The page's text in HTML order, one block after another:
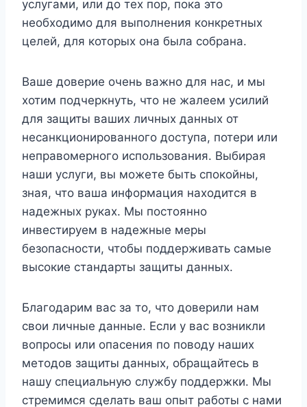
услугами, или до тех пор, пока это
необходимо для выполнения конкретных
целей, для которых она была собрана.
Ваше доверие очень важно для нас, и мы
хотим подчеркнуть, что не жалеем усилий
для защиты ваших личных данных от
несанкционированного доступа, потери или
неправомерного использования. Выбирая
наши услуги, вы можете быть спокойны,
зная, что ваша информация находится в
надежных руках. Мы постоянно
инвестируем в надежные меры
безопасности, чтобы поддерживать самые
высокие стандарты защиты данных.
Благодарим вас за то, что доверили нам
свои личные данные. Если у вас возникли
вопросы или опасения по поводу наших
методов защиты данных, обращайтесь в
нашу специальную службу поддержки. Мы
стремимся сделать ваш опыт работы с нами